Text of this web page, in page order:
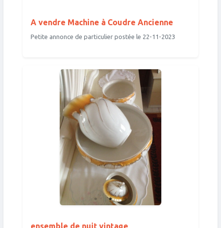
A vendre Machine à Coudre Ancienne
Petite annonce de particulier postée le 22-11-2023
ensemble de nuit vintage